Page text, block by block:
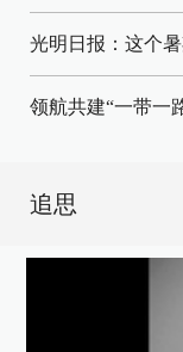
光明日报：这个
领航共建“一带一
追思